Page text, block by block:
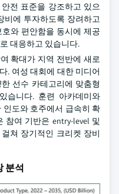
전 표준을 강조하고 있으
비에 투자하도록 장려하고
와 편안함을 동시에 제공
대응하고 있습니다.
확대가 지역 전반에 새로
. 여성 대회에 대한 미디어
선수 카테고리에 맞춤형
습니다. 훈련 아카데미와
인도와 호주에서 급속히 확
참여 기반은 entry-level 및
쳐 장기적인 크리켓 장비
분석